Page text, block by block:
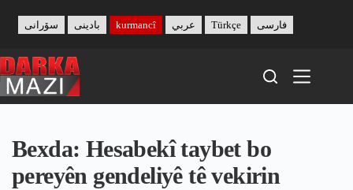
content
بادینی سۆرانی kurmancî عربي Türkçe فارسی
Bexda: Hesabekî taybet bo
pereyên gendeliyê tê vekirin